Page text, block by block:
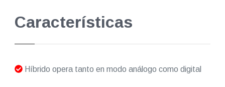
Características
Híbrido opera tanto en modo análogo como digital